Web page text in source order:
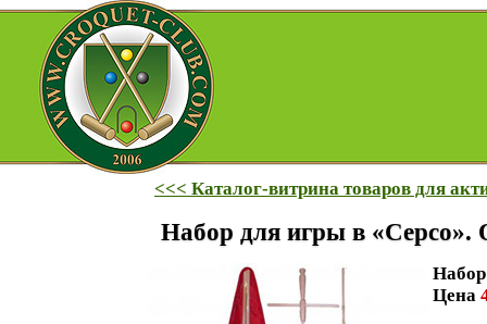
<<< Каталог-витрина товаров для
Набор для игры в «Серсо».
Цена